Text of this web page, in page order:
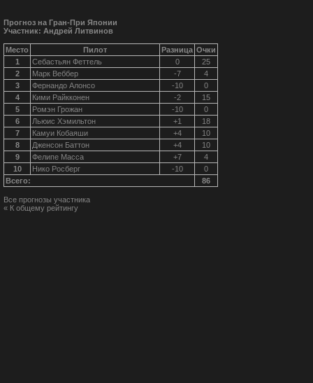
Прогноз на Гран-При Японии
Участник: Андрей Литвинов
Место Пилот Разница Очки
1
Себастьян Феттель 0
25
2
Марк Веббер -7
4
3
Фернандо Алонсо -10
0
4
Кими Райкконен -2
15
5
Ромэн Грожан -10
0
6
Льюис Хэмильтон +1
18
7
Камуи Кобаяши +4
10
8
Дженсон Баттон +4
10
9
Фелипе Масса +7
4
10
Нико Росберг -10
0
Всего:
86
Все прогнозы участника
« К общему рейтингу